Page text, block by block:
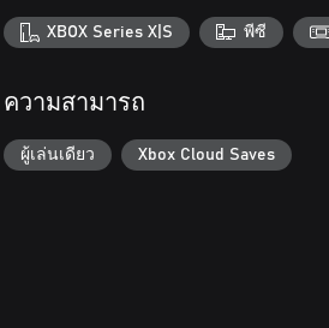
XBOX Series X|S พีซี
ความสามารถ
ผู้เล่นเดียว Xbox Cloud Saves